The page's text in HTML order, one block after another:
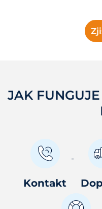
JAK
Kontakt